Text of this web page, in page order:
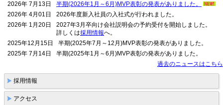
2026年 7月13日
半期(2026年1月～6月)MVP表彰の発表がありました。
2026年 4月01日
2026年度新入社員の入社式が行われました。
2026年 1月20日
2027年3月卒向け会社説明会の予約受付を開始しました。
詳しくは採用情報へ。
2025年12月15日
半期(2025年7月～12月)MVP表彰の発表がありました。
2025年 7月14日
半期(2025年1月～6月)MVP表彰の発表がありました。
過去のニュースはこちら
採用情報
アクセス